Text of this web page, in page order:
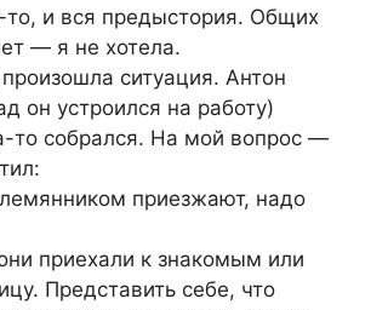
и вся предыстория. Общих
— я не хотела.
ситуация. Антон
он устроился на работу)
то собрался. На мой вопрос —
приезжают, надо
приехали к знакомым или
Представить себе, что